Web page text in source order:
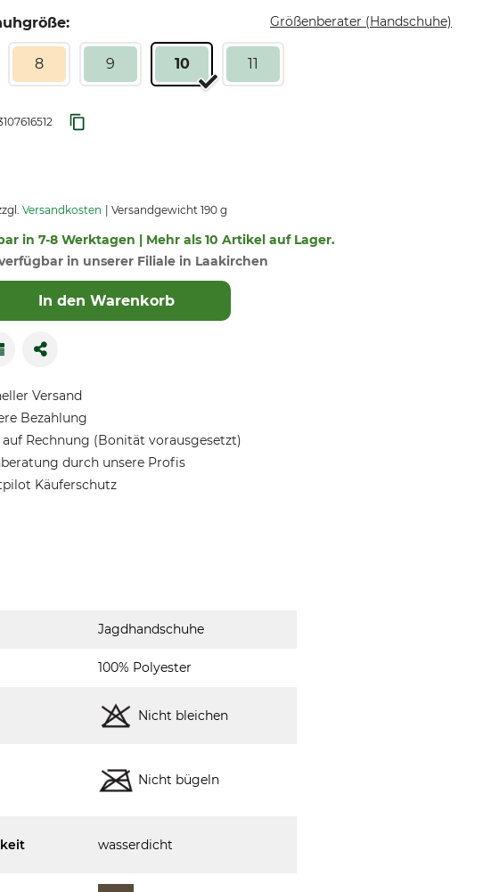
Größenberater (Handschuhe)
8 9 10 11
Versandkosten Versandgewicht 190 g
in 7-8 Werktagen | Mehr als 10 Artikel auf Lager.
in unserer Filiale in Laakirchen
In den Warenkorb
Versand
Bezahlung
auf Rechnung (Bonität vorausgesetzt)
durch unsere Profis
Käuferschutz
Jagdhandschuhe
100% Polyester
Nicht bleichen
Nicht bügeln
wasserdicht